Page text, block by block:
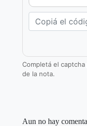
Completá el
de la nota.
Aun no hay